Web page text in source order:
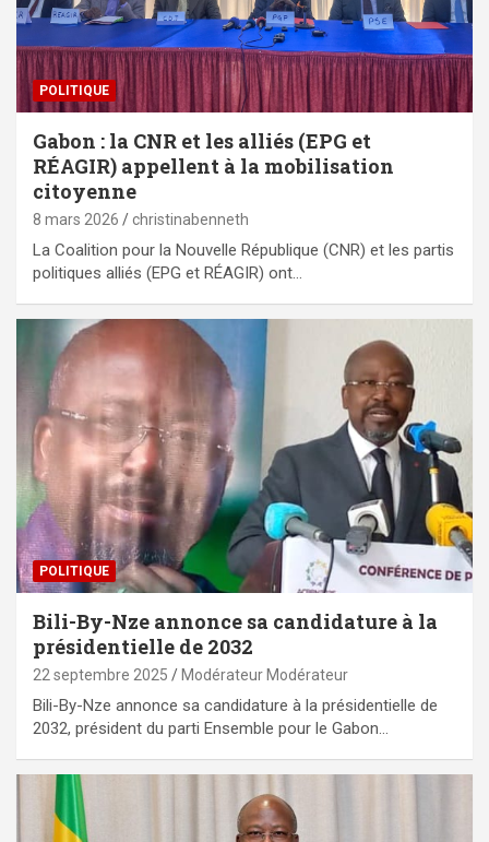
POLITIQUE
Gabon : la CNR et les alliés (EPG et
RÉAGIR) appellent à la mobilisation
citoyenne
8 mars 2026 christinabenneth
La Coalition pour la Nouvelle République (CNR) et les partis
politiques alliés (EPG et RÉAGIR) ont…
POLITIQUE
Bili-By-Nze annonce sa candidature à la
présidentielle de 2032
22 septembre 2025 Modérateur Modérateur
Bili-By-Nze annonce sa candidature à la présidentielle de
2032, président du parti Ensemble pour le Gabon…